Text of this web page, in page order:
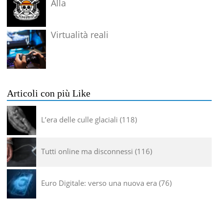
Alla
Virtualità reali
Articoli con più Like
L’era delle culle glaciali 118
Tutti online ma disconnessi 116
Euro Digitale: verso una nuova era 76